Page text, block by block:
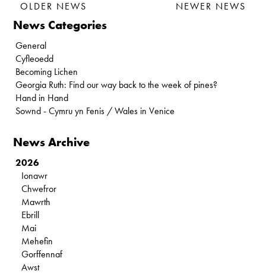
OLDER NEWS NEWER NEWS
News Categories
General
Cyfleoedd
Becoming Lichen
Georgia Ruth: Find our way back to the week of pines?
Hand in Hand
Sownd - Cymru yn Fenis / Wales in Venice
News Archive
2026
Ionawr
Chwefror
Mawrth
Ebrill
Mai
Mehefin
Gorffennaf
Awst